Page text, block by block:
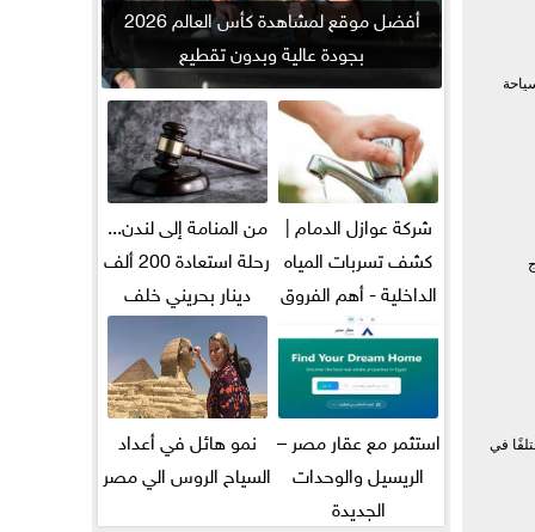
السياحة
في
أفضل موقع لمشاهدة كأس العالم 2026
بجودة عالية وبدون تقطيع
شركة عوازل الدمام |
كشف تسربات المياه
الداخلية - أهم الفروق
بين...
من المنامة إلى لندن...
رحلة استعادة 200 ألف
دينار بحريني خلف
قضبان...
استثمر مع عقار مصر –
الريسيل والوحدات
الجديدة
نمو هائل في أعداد
السياح الروس الي مصر